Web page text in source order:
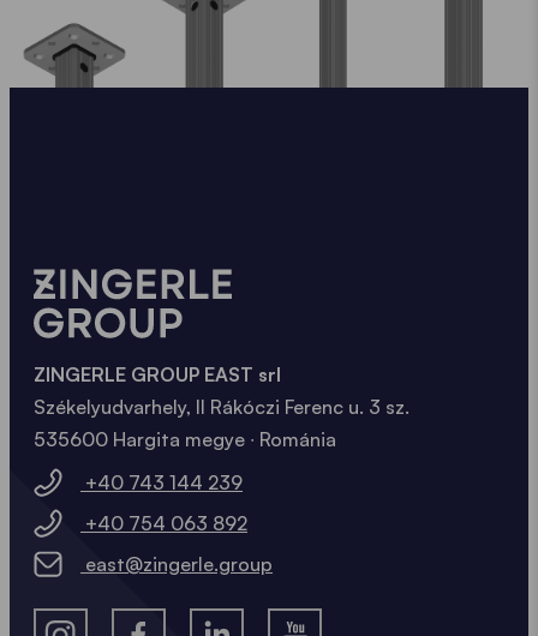
ZINGERLE GROUP EAST srl
Székelyudvarhely, II Rákóczi Ferenc u. 3 sz.
535600 Hargita megye ∙ Románia
+40 743 144 239
+40 754 063 892
east@zingerle.group